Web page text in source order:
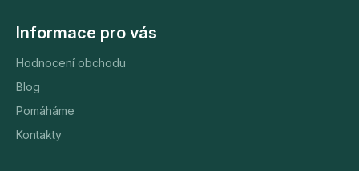
Informace pro vás
Hodnocení obchodu
Blog
Pomáháme
Kontakty